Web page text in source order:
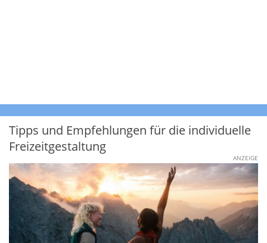
Tipps und Empfehlungen für die individuelle
Freizeitgestaltung
ANZEIGE